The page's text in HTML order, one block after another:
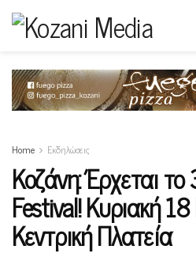
Home Εκδηλώσεις
Κοζάνη: Έρχεται
Festival! Κυριακή 18
Κεντρική Πλατεία